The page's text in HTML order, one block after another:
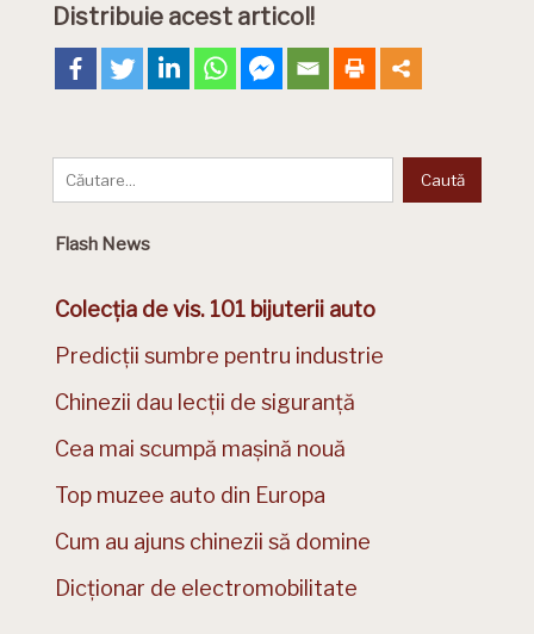
Distribuie acest articol!
Flash News
Colecția de vis. 101 bijuterii auto
Predicții sumbre pentru industrie
Chinezii dau lecții de siguranță
Cea mai scumpă mașină nouă
Top muzee auto din Europa
Cum au ajuns chinezii să domine
Dicționar de electromobilitate